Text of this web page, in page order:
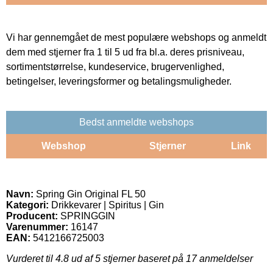
Vi har gennemgået de mest populære webshops og anmeldt
dem med stjerner fra 1 til 5 ud fra bl.a. deres prisniveau,
sortimentstørrelse, kundeservice, brugervenlighed,
betingelser, leveringsformer og betalingsmuligheder.
Bedst anmeldte webshops
Webshop Stjerner Link
Navn: Spring Gin Original FL 50
Kategori: Drikkevarer | Spiritus | Gin
Producent: SPRINGGIN
Varenummer: 16147
EAN: 5412166725003
Vurderet til 4.8 ud af 5 stjerner baseret på 17anmeldelser